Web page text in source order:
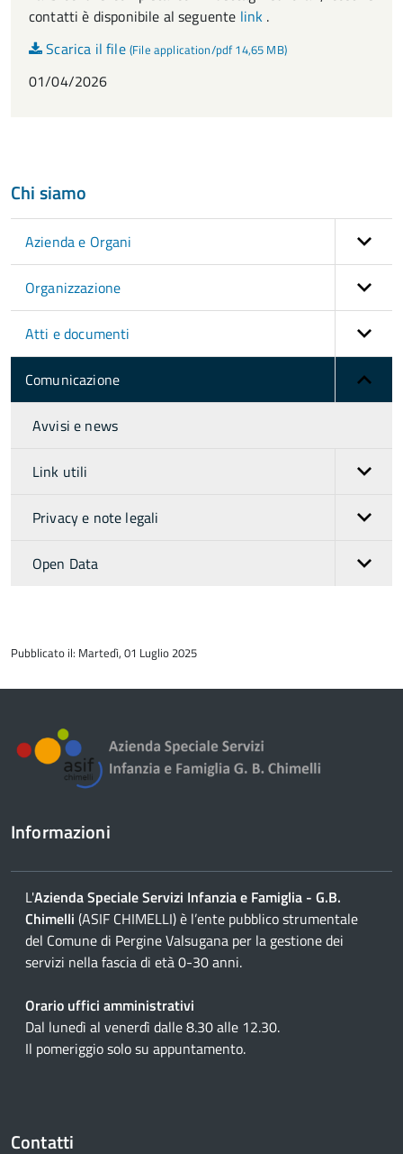
contatti è disponibile al seguente link .
Scarica il file (File application/pdf 14,65 MB)
01/04/2026
Chi siamo
Azienda e Organi
Organizzazione
Atti e documenti
Comunicazione
Avvisi e news
Link utili
Privacy e note legali
Open Data
del
Pubblicato il: Martedì, 01 Luglio 2025
Informazioni
L'Azienda Speciale Servizi Infanzia e Famiglia - G.B.
Chimelli (ASIF CHIMELLI) è l’ente pubblico strumentale
del Comune di Pergine Valsugana per la gestione dei
servizi nella fascia di età 0-30 anni.
Orario uffici amministrativi
Dal lunedì al venerdì dalle 8.30 alle 12.30.
Il pomeriggio solo su appuntamento.
Contatti